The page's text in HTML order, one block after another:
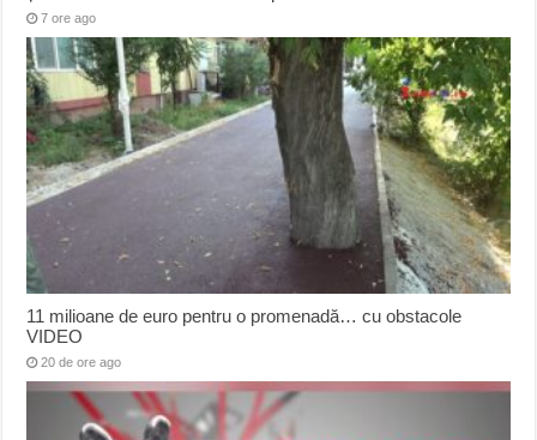
7 ore ago
11 milioane de euro pentru o promenadă… cu obstacole
VIDEO
20 de ore ago